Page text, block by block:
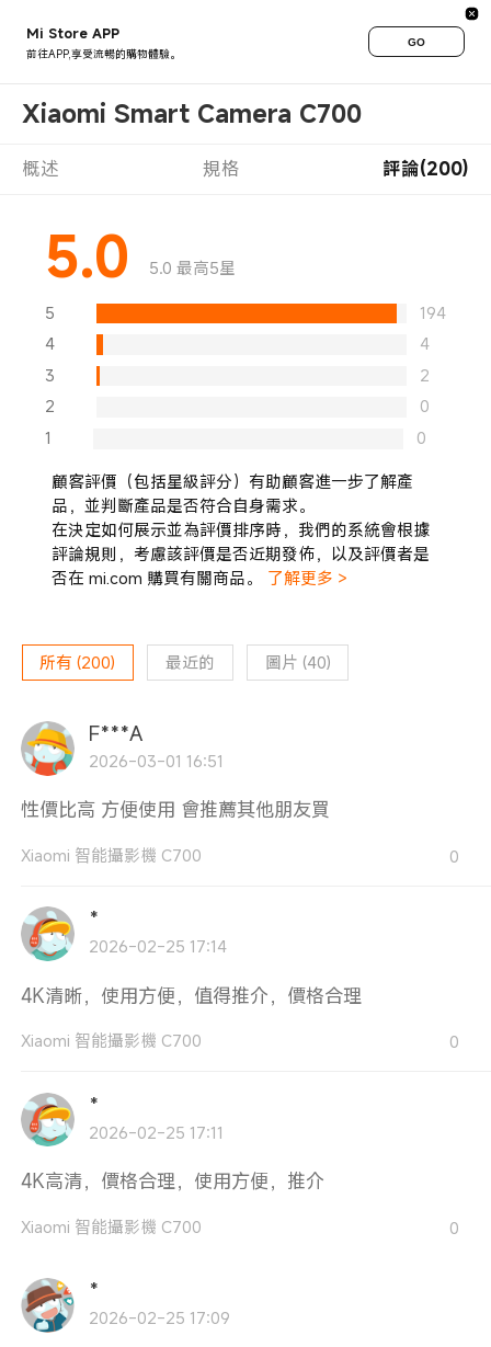
Mi Store APP
前往APP,享受流暢的購物體驗。
GO
Xiaomi Smart Camera C700
概述 規格 評論(200)
5.0 5.0 最高5星
5
194
4
4
3
2
2
0
1
0
顧客評價（包括星級評分）有助顧客進一步了解產
品，並判斷產品是否符合自身需求。
在決定如何展示並為評價排序時，我們的系統會根據
評論規則，考慮該評價是否近期發佈，以及評價者是
否在 mi.com 購買有關商品。
了解更多 >
所有 (200) 最近的 圖片 (40)
F***A
2026-03-01 16:51
性價比高 方便使用 會推薦其他朋友買
Xiaomi 智能攝影機 C700 0
*
2026-02-25 17:14
4K清晰，使用方便，值得推介，價格合理
Xiaomi 智能攝影機 C700 0
*
2026-02-25 17:11
4K高清，價格合理，使用方便，推介
Xiaomi 智能攝影機 C700 0
*
2026-02-25 17:09